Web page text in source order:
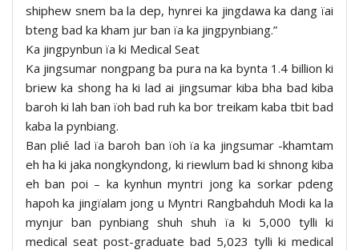
shiphew snem ba la dep, hynrei ka jingdawa ka dang ïai
bteng bad ka kham jur ban ïa ka jingpynbiang.”
Ka jingpynbun ïa ki Medical Seat
Ka jingsumar nongpang ba pura na ka bynta 1.4 billion ki
briew ka shong ha ki lad ai jingsumar kiba bha bad kiba
baroh ki lah ban ïoh bad ruh ka bor treikam kaba tbit bad
kaba la pynbiang.
Ban plié lad ïa baroh ban ïoh ïa ka jingsumar -khamtam
eh ha ki jaka nongkyndong, ki riewlum bad ki shnong kiba
eh ban poi – ka kynhun myntri jong ka sorkar pdeng
hapoh ka jingïalam jong u Myntri Rangbahduh Modi ka la
mynjur ban pynbiang shuh shuh ïa ki 5,000 tylli ki
medical seat post-graduate bad 5,023 tylli ki medical